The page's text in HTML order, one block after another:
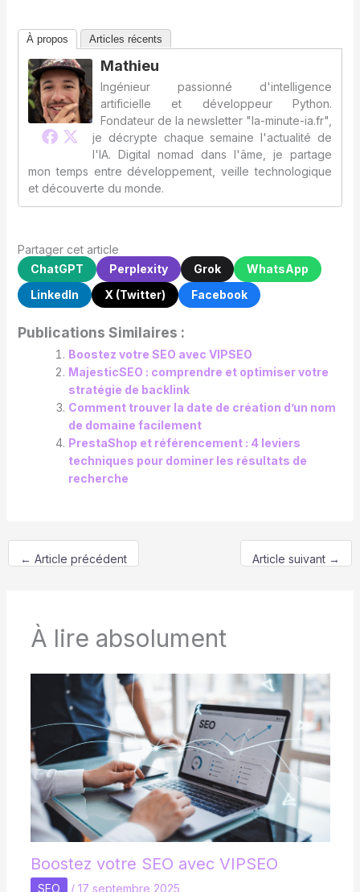
À propos Articles récents
Mathieu
Ingénieur passionné d'intelligence
artificielle et développeur Python.
Fondateur de la newsletter "la-minute-ia.fr",
je décrypte chaque semaine l'actualité de
l'IA. Digital nomad dans l'âme, je partage
mon temps entre développement, veille technologique
et découverte du monde.
Partager cet article
ChatGPT
Perplexity Grok
WhatsApp
LinkedIn
X (Twitter) Facebook
Publications Similaires :
Boostez votre SEO avec VIPSEO
MajesticSEO : comprendre et optimiser votre
stratégie de backlink
Comment trouver la date de création d’un nom
de domaine facilement
PrestaShop et référencement : 4 leviers
techniques pour dominer les résultats de
recherche
← Article précédent Article suivant →
À lire absolument
Boostez votre SEO avec VIPSEO
SEO / 17 septembre 2025